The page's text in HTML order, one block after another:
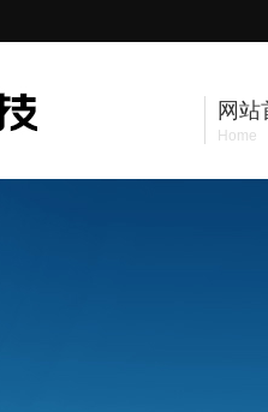
网站
Home